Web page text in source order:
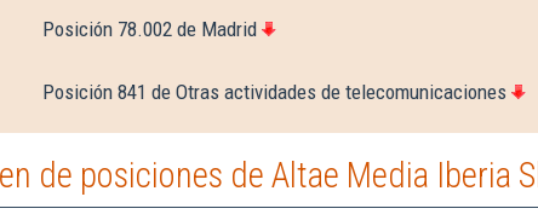
Posición 78.002 de Madrid
Posición 841 de Otras actividades de telecomunicaciones
de posiciones de Altae Media Iberia Sl